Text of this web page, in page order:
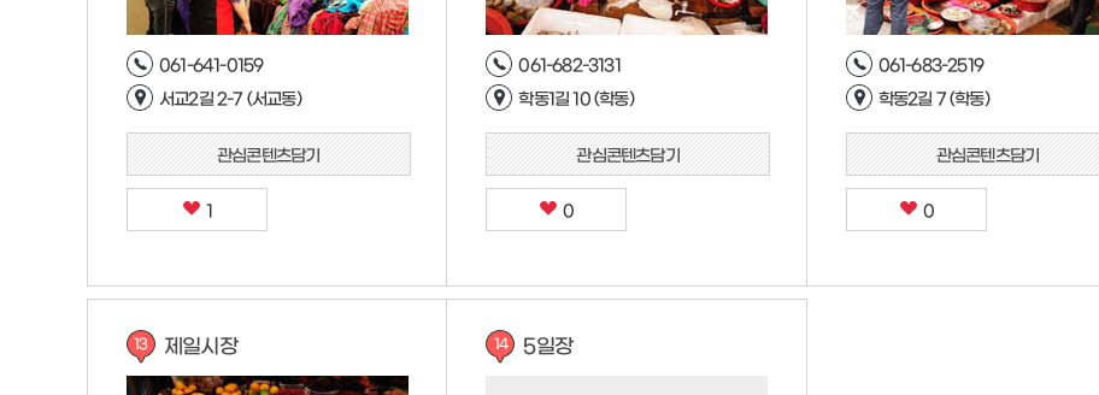
061-641-0159
서교2길 2-7 (서교동)
관심콘텐츠담기
1
061-682-3131
학동1길 10 (학동)
관심콘텐츠담기
0
061-683-2519
학동2길 7 (학동)
관심콘텐츠담기
0
13 제일시장 14 5일장